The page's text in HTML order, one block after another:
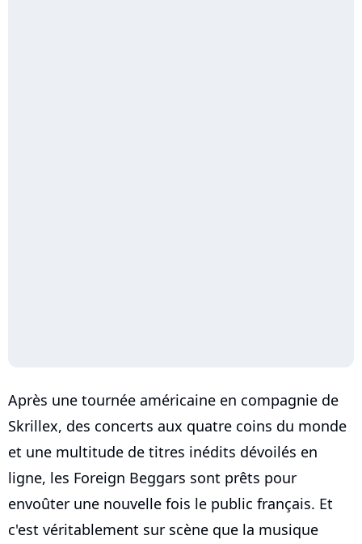
Après une tournée américaine en compagnie de
Skrillex, des concerts aux quatre coins du monde
et une multitude de titres inédits dévoilés en
ligne, les Foreign Beggars sont prêts pour
envoûter une nouvelle fois le public français. Et
c'est véritablement sur scène que la musique